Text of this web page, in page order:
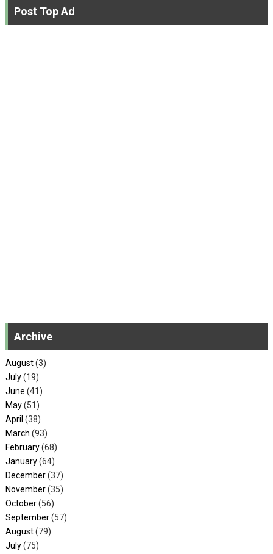
Post Top Ad
Archive
August(3)
July(19)
June (41)
May(51)
April (38)
March (93)
February(68)
January(64)
December(37)
November(35)
October(56)
September(57)
August(79)
July(75)